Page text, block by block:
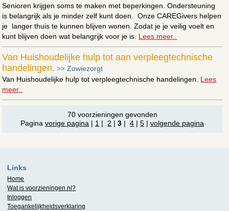
Senioren krijgen soms te maken met beperkingen. Ondersteuning
is belangrijk als je minder zelf kunt doen. Onze CAREGivers helpen
je langer thuis te kunnen blijven wonen. Zodat je je veilig voelt en
kunt blijven doen wat belangrijk voor je is. Lees meer..
Van Huishoudelijke hulp tot aan verpleegtechnische
handelingen. >>Zowiezorgt
Van Huishoudelijke hulp tot verpleegtechnische handelingen. Lees
meer..
70 voorzieningen gevonden
Pagina vorige pagina | 1 | 2 |3 | 4 |5 |volgende pagina
Links
Home
Wat is voorzieningen.nl?
Inloggen
Toegankelijkheidsverklaring